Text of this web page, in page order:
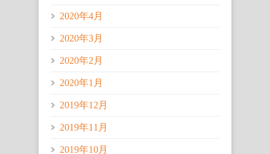
2020年4月
2020年3月
2020年2月
2020年1月
2019年12月
2019年11月
2019年10月